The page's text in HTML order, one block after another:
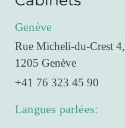
Genève
Rue Micheli-du-Crest 4,
1205 Genève
+41 76 323 45 90
Langues parlées: